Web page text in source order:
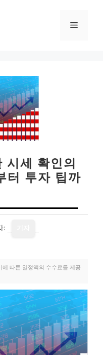
메
시세 확인의
터 투자 팁까
:
따른 일정액의 수수료를 제공